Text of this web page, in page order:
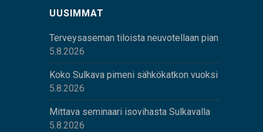
UUSIMMAT
Terveysaseman tiloista neuvotellaan pian
5.8.2026
Koko Sulkava pimeni sähkökatkon vuoksi
5.8.2026
Mittava seminaari isovihasta Sulkavalla
5.8.2026